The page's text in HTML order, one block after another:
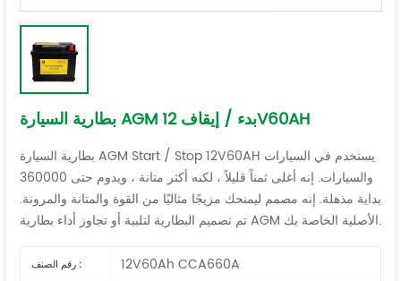
بطارية السيارة AGM بدء / إيقاف 12V60AH
بطارية السيارة AGM Start / Stop 12V60AH يستخدم في السيارات
والسيارات. إنه أغلى ثمناً قليلاً ، لكنه أكثر متانة ، ويدوم حتى 360000
بداية مذهلة. إنه مصمم ليمنحك مزيجًا مثاليًا من القوة والمتانة والمرونة.
تم تصميم البطارية لتلبية أو تجاوز أداء بطارية AGM الأصلية الخاصة بك.
رقم الصنف : 12V60Ah CCA660A